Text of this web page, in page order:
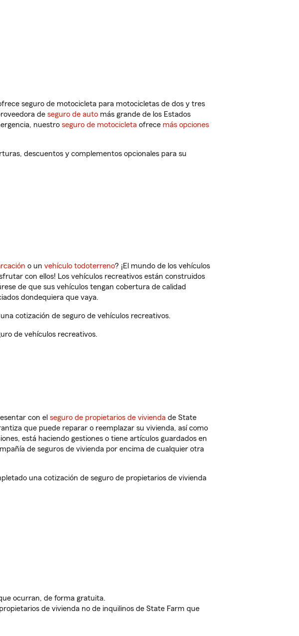
seguro de motocicleta para motocicletas de dos y tres
de seguro de auto más grande de los Estados
nuestro seguro de motocicleta ofrece más opciones
descuentos y complementos opcionales para su
o un vehículo todoterreno? ¡El mundo de los vehículos
con ellos! Los vehículos recreativos están construidos
de que sus vehículos tengan cobertura de calidad
dondequiera que vaya.
cotización de seguro de vehículos recreativos.
de vehículos recreativos.
con el seguro de propietarios de vivienda de State
que puede reparar o reemplazar su vivienda, así como
está haciendo gestiones o tiene artículos guardados en
de seguros de vivienda por encima de cualquier otra
una cotización de seguro de propietarios de vivienda
ocurran, de forma gratuita.
de vivienda no de inquilinos de State Farm que